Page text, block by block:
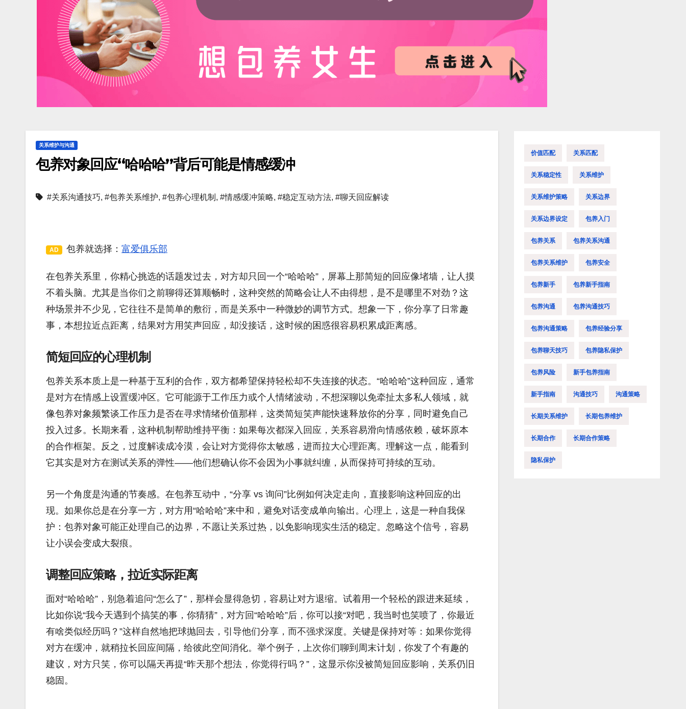
关系维护与沟通
包养对象回应“哈哈哈”背后可能是情感缓冲
#关系沟通技巧, #包养关系维护, #包养心理机制 , #情感缓冲策略, #稳定互动方法, #聊天回应解读
AD 包养就选择： 富爱俱乐部
在包养关系里，你精心挑选的话题发过去，对方却只回一个“哈哈哈”，屏幕上那简短的回应像堵墙，让人摸
不着头脑。尤其是当你们之前聊得还算顺畅时，这种突然的简略会让人不由得想，是不是哪里不对劲？这
种场景并不少见，它往往不是简单的敷衍，而是关系中一种微妙的调节方式。想象一下，你分享了日常趣
事，本想拉近点距离，结果对方用笑声回应，却没接话，这时候的困惑很容易积累成距离感。
简短回应的心理机制
包养关系本质上是一种基于互利的合作，双方都希望保持轻松却不失连接的状态。“哈哈哈”这种回应，通常
是对方在情感上设置缓冲区。它可能源于工作压力或个人情绪波动，不想深聊以免牵扯太多私人领域，就
像包养对象频繁谈工作压力是否在寻求情绪价值那样，这类简短笑声能快速释放你的分享，同时避免自己
投入过多。长期来看，这种机制帮助维持平衡：如果每次都深入回应，关系容易滑向情感依赖，破坏原本
的合作框架。反之，过度解读成冷漠，会让对方觉得你太敏感，进而拉大心理距离。理解这一点，能看到
它其实是对方在测试关系的弹性——他们想确认你不会因为小事就纠缠，从而保持可持续的互动。
另一个角度是沟通的节奏感。在包养互动中，“分享 vs 询问”比例如何决定走向，直接影响这种回应的出
现。如果你总是在分享一方，对方用“哈哈哈”来中和，避免对话变成单向输出。心理上，这是一种自我保
护：包养对象可能正处理自己的边界，不愿让关系过热，以免影响现实生活的稳定。忽略这个信号，容易
让小误会变成大裂痕。
调整回应策略，拉近实际距离
面对“哈哈哈”，别急着追问“怎么了”，那样会显得急切，容易让对方退缩。试着用一个轻松的跟进来延续，
比如你说“我今天遇到个搞笑的事，你猜猜”，对方回“哈哈哈”后，你可以接“对吧，我当时也笑喷了，你最近
有啥类似经历吗？”这样自然地把球抛回去，引导他们分享，而不强求深度。关键是保持对等：如果你觉得
对方在缓冲，就稍拉长回应间隔，给彼此空间消化。举个例子，上次你们聊到周末计划，你发了个有趣的
建议，对方只笑，你可以隔天再提“昨天那个想法，你觉得行吗？”，这显示你没被简短回应影响，关系仍旧
稳固。
价值匹配 关系匹配
关系稳定性 关系维护
关系维护策略 关系边界
关系边界设定 包养入门
包养关系 包养关系沟通
包养关系维护 包养安全
包养新手 包养新手指南
包养沟通 包养沟通技巧
包养沟通策略 包养经验分享
包养聊天技巧 包养隐私保护
包养风险 新手包养指南
新手指南 沟通技巧 沟通策略
长期关系维护 长期包养维护
长期合作 长期合作策略
隐私保护